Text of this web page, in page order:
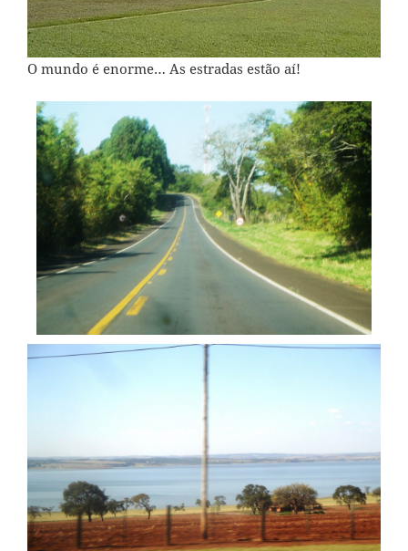
O mundo é enorme… As estradas estão aí!